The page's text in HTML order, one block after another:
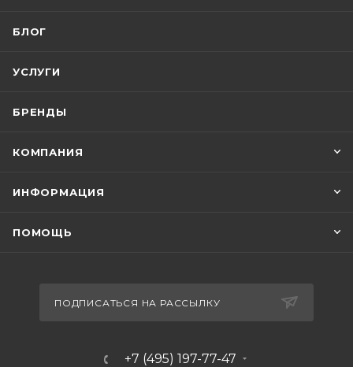
БЛОГ
УСЛУГИ
БРЕНДЫ
КОМПАНИЯ
ИНФОРМАЦИЯ
ПОМОЩЬ
ПОДПИСАТЬСЯ НА РАССЫЛКУ
+7 (495) 197-77-47